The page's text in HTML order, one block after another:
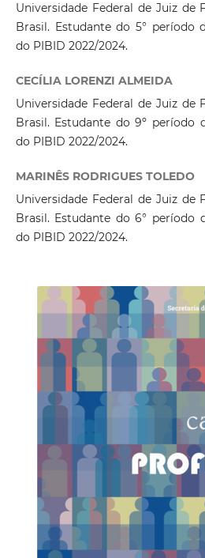
Universidade Federal de Juiz de
Brasil. Estudante do 5° período
do PIBID 2022/2024.
CECÍLIA LORENZI ALMEIDA
Universidade Federal de Juiz de
Brasil. Estudante do 9º período
do PIBID 2022/2024.
MARINÊS RODRIGUES TOLEDO
Universidade Federal de Juiz de
Brasil. Estudante do 6° período
do PIBID 2022/2024.